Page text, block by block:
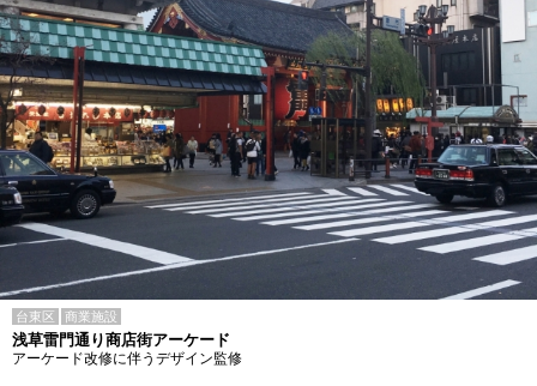
台東区 商業施設
浅草雷門通り商店街アーケード
アーケード改修に伴うデザイン監修